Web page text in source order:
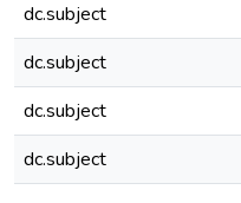
dc.subject
dc.subject
dc.subject
dc.subject